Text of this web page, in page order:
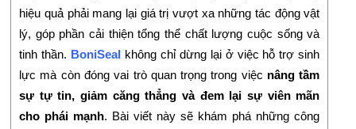
hiệu quả phải mang lại giá trị vượt xa những tác động vật
lý, góp phần cải thiện tổng thể chất lượng cuộc sống và
tinh thần. BoniSeal không chỉ dừng lại ở việc hỗ trợ sinh
lực mà còn đóng vai trò quan trọng trong việc nâng tầm
sự tự tin, giảm căng thẳng và đem lại sự viên mãn
cho phái mạnh. Bài viết này sẽ khám phá những công